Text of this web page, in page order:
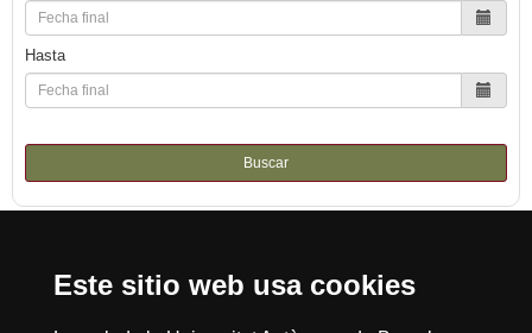
Este sitio web usa cookies
Hasta
Buscar
Reconocimiento internacional de la excelencia